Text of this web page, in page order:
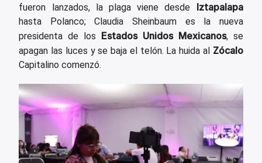
fueron lanzados, la plaga viene desde Iztapalapa
hasta Polanco; Claudia Sheinbaum es la nueva
presidenta de los Estados Unidos Mexicanos, se
apagan las luces y se baja el telón. La huida al Zócalo
Capitalino comenzó.